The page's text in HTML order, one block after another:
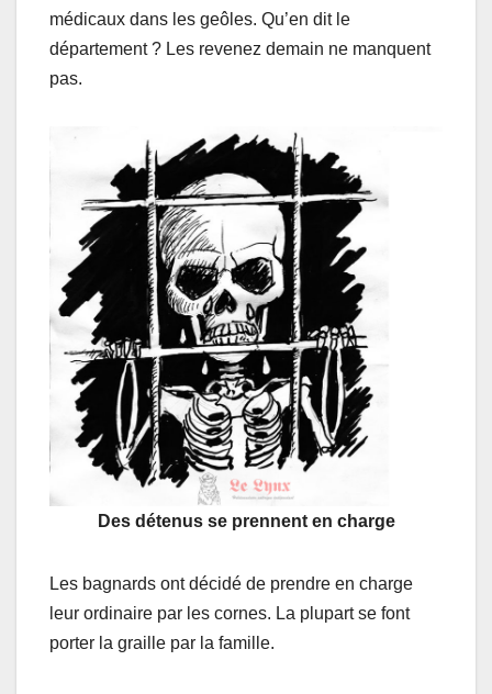
médicaux dans les geôles. Qu’en dit le
département ? Les revenez demain ne manquent
pas.
Des détenus se prennent en charge
Les bagnards ont décidé de prendre en charge
leur ordinaire par les cornes. La plupart se font
porter la graille par la famille.